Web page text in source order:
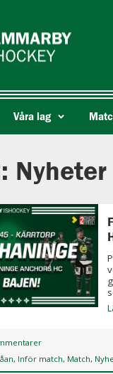
Våra lag
Nyheter
, Inför match, Match,